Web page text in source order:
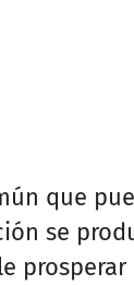
que
se
prosperar